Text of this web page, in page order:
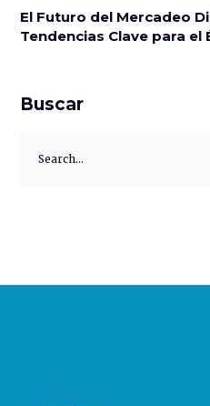
El Futuro del Mercadeo
Tendencias Clave para
Buscar